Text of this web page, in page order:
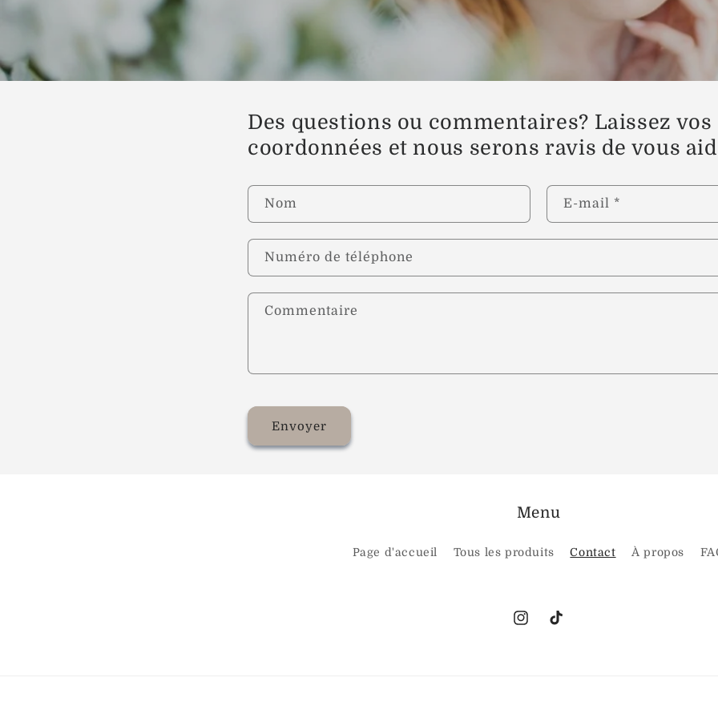
Des questions ou commentaires? Laissez vos
coordonnées et nous serons ravis de vous
Nom E-mail *
Numéro de téléphone
Commentaire
Envoyer
Menu
Page d'accueil Tous les produits Contact À propos
InstagramTikTok